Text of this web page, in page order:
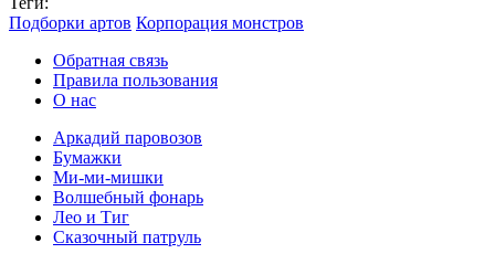
Подборки артов Корпорация монстров
Обратная связь
Правила пользования
О нас
Аркадий паровозов
Бумажки
Ми-ми-мишки
Волшебный фонарь
Лео и Тиг
Сказочный патруль